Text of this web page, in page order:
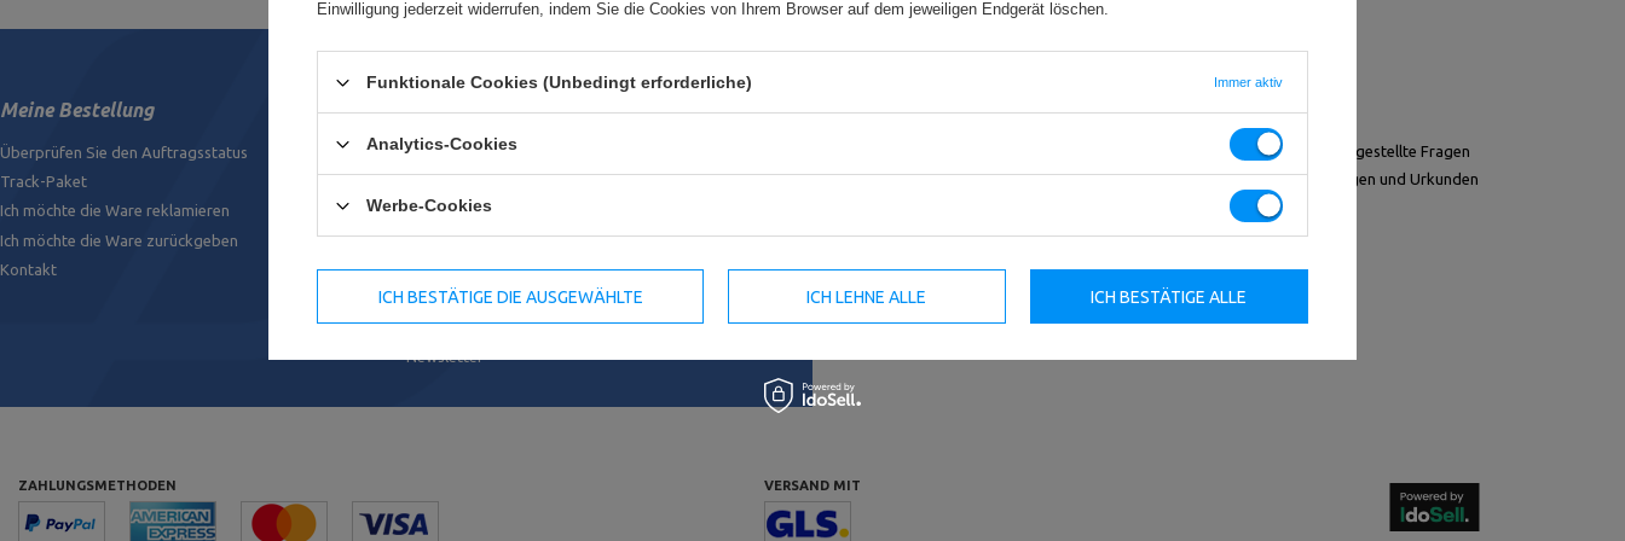
Meine Bestellung
Überprüfen Sie den Auftragsstatus
Track-Paket
Ich möchte die Ware reklamieren
Ich möchte die Ware zurückgeben
Kontakt
Mein konto
Registrieren
Liste der gekauften Waren
Warenkorb
Wunschliste
Transaktionsverlauf
Ihre Rabatte
Newsletter
Informationen
Versandinformationen
AGB
Widerrufsbelehrung
Andere
FAQ - Häufig gestellte Fragen
Auszeichnungen und Urkunden
ZAHLUNGSMETHODEN VERSAND MIT
Einwilligung jederzeit widerrufen, indem Sie die Cookies von Ihrem Browser auf dem jeweiligen Endgerät löschen.
Funktionale Cookies (Unbedingt erforderliche) Immer aktiv
Analytics-Cookies
Werbe-Cookies
ICH BESTÄTIGE DIE AUSGEWÄHLTE ICH LEHNE ALLE ICH BESTÄTIGE ALLE